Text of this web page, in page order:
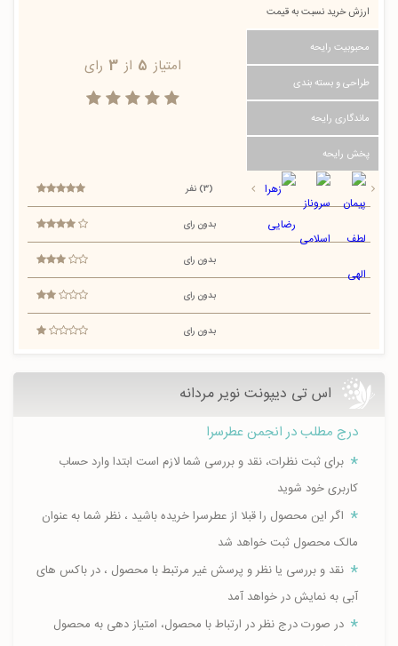
ارزش خرید نسبت به قیمت
محبوبیت رایحه
طراحی و بسته بندی
ماندگاری رایحه
پخش رایحه
امتیاز 5 از 3 رای
(3) نفر
بدون رای
بدون رای
بدون رای
بدون رای
اس تی دیپونت نویر مردانه
درج مطلب در انجمن عطرسرا
برای ثبت نظرات، نقد و بررسی شما لازم است ابتدا وارد حساب
کاربری خود شوید
اگر این محصول را قبلا از عطرسرا خریده باشید ، نظر شما به عنوان
مالک محصول ثبت خواهد شد
نقد و بررسی یا نظر و پرسش غیر مرتبط با محصول ، در باکس های
آبی به نمایش در خواهد آمد
در صورت درج نظر در ارتباط با محصول، امتیاز دهی به محصول